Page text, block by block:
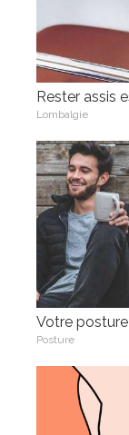
Rester assis
Lombalgie
Votre
Posture